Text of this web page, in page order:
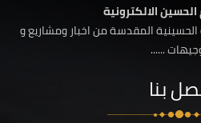
الحسين الالكترونية
المقدسة من اخبار ومشاريع و
......
بنا